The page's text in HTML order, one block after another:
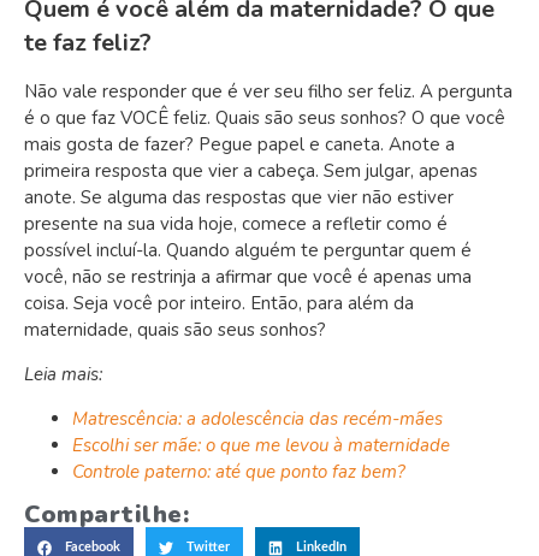
Quem é você além da maternidade? O que
te faz feliz?
Não vale responder que é ver seu filho ser feliz. A pergunta
é o que faz VOCÊ feliz. Quais são seus sonhos? O que você
mais gosta de fazer? Pegue papel e caneta. Anote a
primeira resposta que vier a cabeça. Sem julgar, apenas
anote. Se alguma das respostas que vier não estiver
presente na sua vida hoje, comece a refletir como é
possível incluí-la. Quando alguém te perguntar quem é
você, não se restrinja a afirmar que você é apenas uma
coisa. Seja você por inteiro. Então, para além da
maternidade, quais são seus sonhos?
Leia mais:
Matrescência: a adolescência das recém-mães
Escolhi ser mãe: o que me levou à maternidade
Controle paterno: até que ponto faz bem?
Compartilhe:
Facebook Twitter LinkedIn